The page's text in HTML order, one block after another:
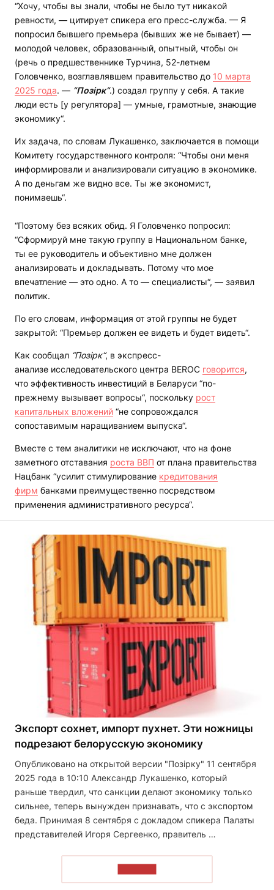
“Хочу, чтобы вы знали, чтобы не было тут никакой
ревности, — цитирует спикера его пресс-служба. — Я
попросил бывшего премьера (бывших же не бывает) —
молодой человек, образованный, опытный, чтобы он
(речь о предшественнике Турчина, 52-летнем
Головченко, возглавлявшем правительство до 10 марта
2025 года. — “Позірк“.) создал группу у себя. А такие
люди есть [у регулятора] — умные, грамотные, знающие
экономику“.
Их задача, по словам Лукашенко, заключается в помощи
Комитету государственного контроля: “Чтобы они меня
информировали и анализировали ситуацию в экономике.
А по деньгам же видно все. Ты же экономист,
понимаешь“.
“Поэтому без всяких обид. Я Головченко попросил:
“Сформируй мне такую группу в Национальном банке,
ты ее руководитель и объективно мне должен
анализировать и докладывать. Потому что мое
впечатление — это одно. А то — специалисты“, — заявил
политик.
По его словам, информация от этой группы не будет
закрытой: “Премьер должен ее видеть и будет видеть“.
Как сообщал “Позірк“, в экспресс-
анализе исследовательского центра BEROC говорится,
что эффективность инвестиций в Беларуси “по-
прежнему вызывает вопросы“, поскольку рост
капитальных вложений “не сопровождался
сопоставимым наращиванием выпуска“.
Вместе с тем аналитики не исключают, что на фоне
заметного отставания роста ВВП от плана правительства
Нацбанк “усилит стимулирование кредитования
фирм банками преимущественно посредством
применения административного ресурса“.
Экспорт сохнет, импорт пухнет. Эти ножницы
подрезают белорусскую экономику
Опубликовано на открытой версии "Позірку" 11 сентября
2025 года в 10:10 Александр Лукашенко, который
раньше твердил, что санкции делают экономику только
сильнее, теперь вынужден признавать, что с экспортом
беда. Принимая 8 сентября с докладом спикера Палаты
представителей Игоря Сергеенко, правитель …